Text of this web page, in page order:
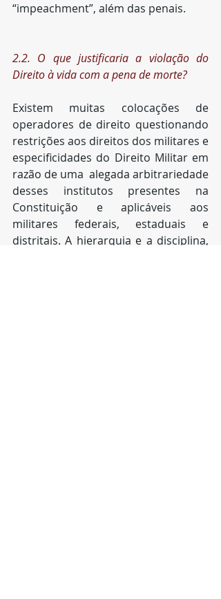
“impeachment”, além das penais.
2.2. O que justificaria a violação do
Direito à vida com a pena de morte?
Existem muitas colocações de
operadores de direito questionando
restrições aos direitos dos militares e
especificidades do Direito Militar em
razão de uma  alegada arbitrariedade
desses institutos presentes na
Constituição e aplicáveis aos
militares federais, estaduais e
distritais. A hierarquia e a disciplina,